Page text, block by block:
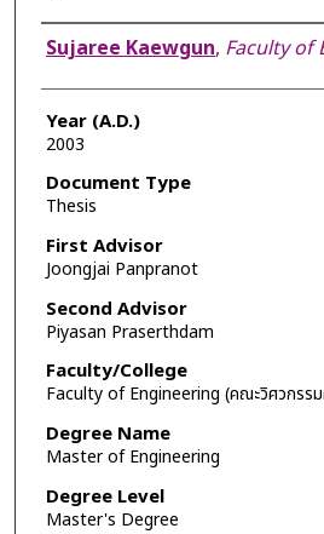
Author
Sujaree Kaewgun, Faculty of
Year (A.D.)
2003
Document Type
Thesis
First Advisor
Joongjai Panpranot
Second Advisor
Piyasan Praserthdam
Faculty/College
Faculty of Engineering (คณะวิศวกรร
Degree Name
Master of Engineering
Degree Level
Master's Degree